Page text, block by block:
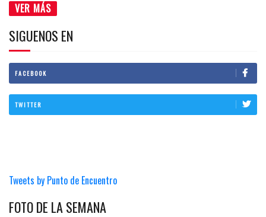
VER MÁS
SIGUENOS EN
FACEBOOK
TWITTER
Tweets by Punto de Encuentro
FOTO DE LA SEMANA